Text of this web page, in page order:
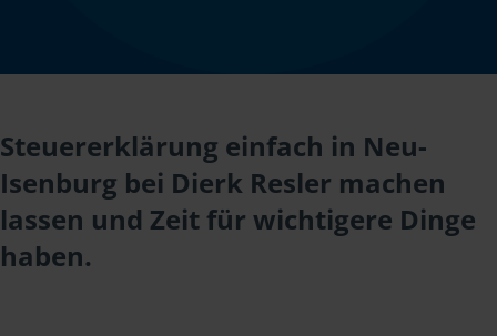
Steuererklärung einfach in Neu-
Isenburg bei Dierk Resler machen
lassen und Zeit für wichtigere Dinge
haben.